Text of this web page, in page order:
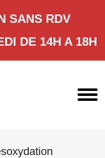
SANS RDV
DE 14H A 18H